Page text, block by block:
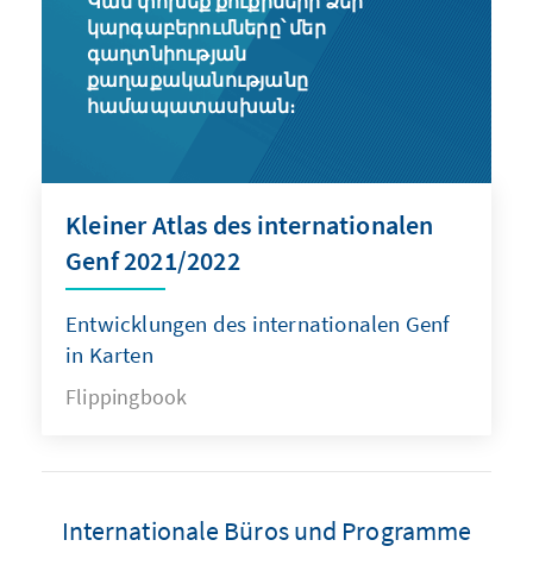
կարգաբերումները՝ մեր
գաղտնիության
քաղաքականությանը
համապատասխան։
Kleiner Atlas des internationalen
Genf 2021/2022
Entwicklungen des internationalen Genf
in Karten
Flippingbook
Internationale Büros und Programme